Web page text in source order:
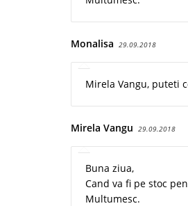
Monalisa 29.09.2018
Mirela Vangu, puteti
Mirela Vangu 29.09.2018
Buna ziua,
Cand va fi pe stoc
Multumesc.